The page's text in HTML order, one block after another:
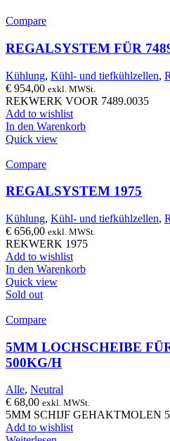
Compare
REGALSYSTEM FÜR
Kühlung, Kühl- und tiefkühlzellen,
€ 954,00 exkl. MWSt.
REKWERK VOOR 7489.0035
Add to wishlist
In den Warenkorb
Quick view
Compare
REGALSYSTEM 1975
Kühlung, Kühl- und tiefkühlzellen,
€ 656,00 exkl. MWSt.
REKWERK 1975
Add to wishlist
In den Warenkorb
Quick view
Sold out
Compare
5MM LOCHSCHEIBE
500KG/H
Alle, Neutral
€ 68,00 exkl. MWSt.
5MM SCHIJF GEHAKTMOLEN
Add to wishlist